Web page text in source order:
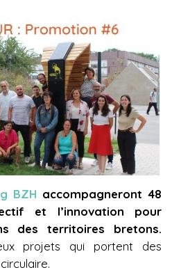
BZH accompagneront 48
et l’innovation pour
des territoires bretons.
projets qui portent des